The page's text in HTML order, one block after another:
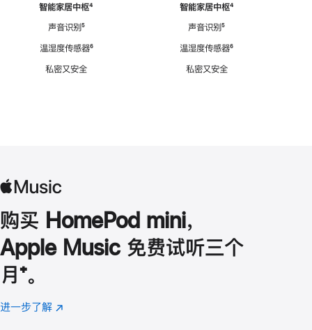
智能家居中枢脚
⁴
声音识别脚
⁵
温湿度传感器脚
⁶
私密又安全
智能家居中枢脚
⁴
声音识别脚
⁵
温湿度传感器脚
⁶
私密又安全
购买 HomePod mini，
Apple Music 免费试听三个
月 脚
注
⁺。
进一步了解 Apple
(在